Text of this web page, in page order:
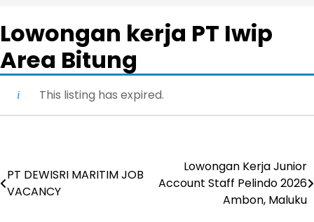
Lowongan kerja PT Iwip
Area Bitung
This listing has expired.
Post
navigation
PT DEWISRI MARITIM JOB
VACANCY
Lowongan Kerja Junior
Account Staff Pelindo 2026
Ambon, Maluku